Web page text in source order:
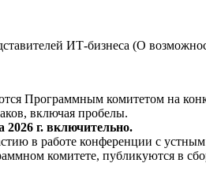
ИТ-бизнеса (О
Программным комитетом на
включая пробелы.
2026 г. включительно.
в работе конференции с
комитете, публикуются в